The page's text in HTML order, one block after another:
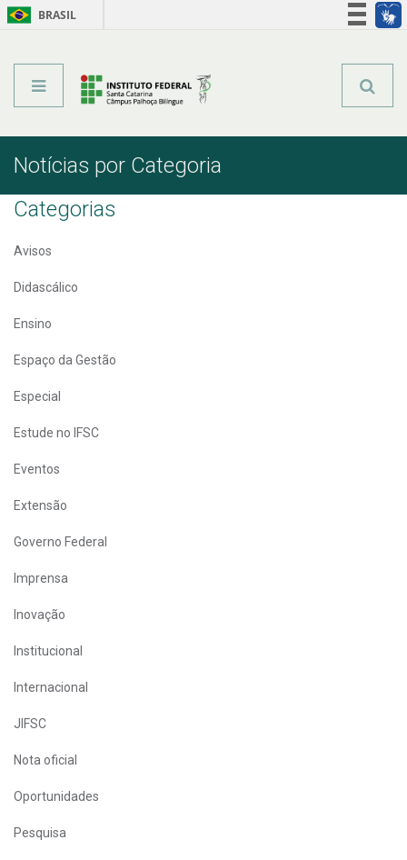
BRASIL
Notícias por Categoria
Categorias
Avisos
Didascálico
Ensino
Espaço da Gestão
Especial
Estude no IFSC
Eventos
Extensão
Governo Federal
Imprensa
Inovação
Institucional
Internacional
JIFSC
Nota oficial
Oportunidades
Pesquisa